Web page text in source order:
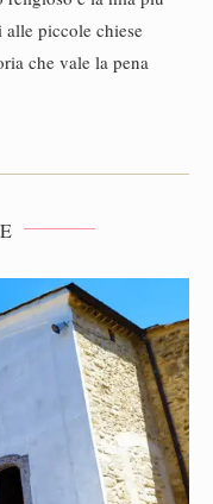
alle piccole chiese
che vale la pena